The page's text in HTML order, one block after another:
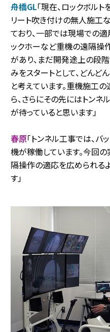
舟橋GL「現在、ロックボル
リート吹き付けの無人施工
ており、一部では現場での適
ックホーなど重機の遠隔操
があり、まだ開発途上の段
みをスタートとして、どん
と考えています。重機施工
ら、さらにその先にはトン
が待っていると思います」
春原「トンネル工事では、
機が稼働しています。今回
隔操作の適応を広められる
す」